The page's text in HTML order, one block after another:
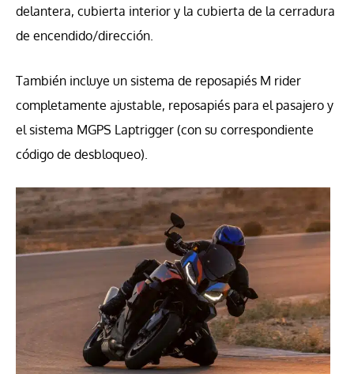
delantera, cubierta interior y la cubierta de la cerradura
de encendido/dirección.
También incluye un sistema de reposapiés M rider
completamente ajustable, reposapiés para el pasajero y
el sistema MGPS Laptrigger (con su correspondiente
código de desbloqueo).